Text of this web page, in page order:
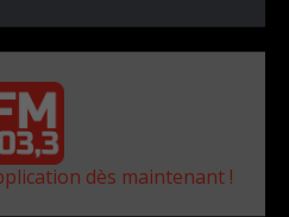
dès maintenant !